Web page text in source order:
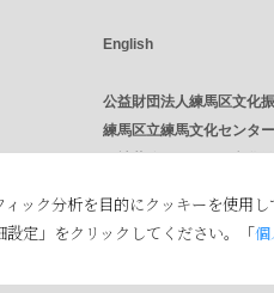
English
公益財団法人練馬区文化
練馬区立練馬文化センター
練馬区
ック分析を目的にクッキーを使用
定」をクリックしてください。「